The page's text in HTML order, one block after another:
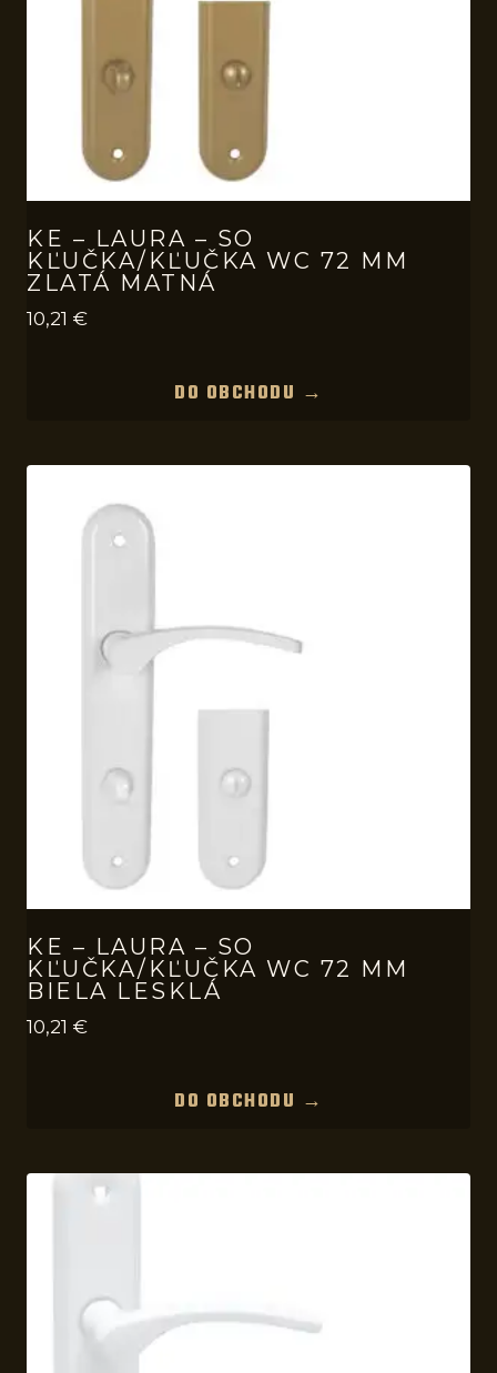
KE – LAURA – SO
KĽUČKA/KĽUČKA WC 72 MM
ZLATÁ MATNÁ
10,21 €
DO OBCHODU →
KE – LAURA – SO
KĽUČKA/KĽUČKA WC 72 MM
BIELA LESKLÁ
10,21 €
DO OBCHODU →